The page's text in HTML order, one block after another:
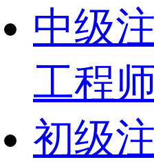
中级
工程
初级